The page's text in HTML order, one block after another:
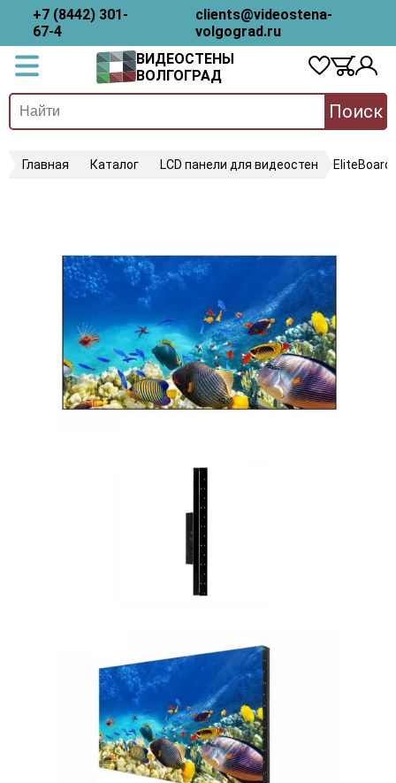
+7 (8442) 301-
67-4
clients@videostena-
volgograd.ru
ВИДЕОСТЕНЫ
ВОЛГОГРАД
Поиск
Главная Каталог LCD панели для видеостен EliteBoard